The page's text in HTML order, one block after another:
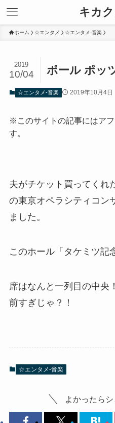
キカ
ホーム ☆エンタメ ☆エンタメ-音楽
ポール ポッ
2019
10/04
☆エンタメ-音楽 2019年10月4日
※このサイトの記事にはア
す。
夫がチケット買ってくれ
の東京オペラシティコン
ました。
このホール「タケミツ記
席はなんと一列目の中央！
前すぎじゃ？！
☆エンタメ-音楽
よかったらシ